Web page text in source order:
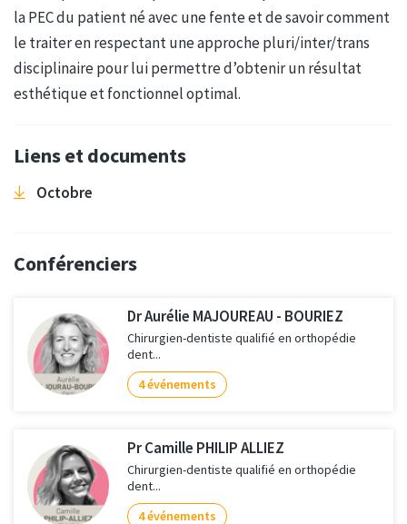
la PEC du patient né avec une fente et de savoir comment
le traiter en respectant une approche pluri/inter/trans
disciplinaire pour lui permettre d’obtenir un résultat
esthétique et fonctionnel optimal.
Liens et documents
Octobre
Conférenciers
Dr Aurélie MAJOUREAU - BOURIEZ
Chirurgien-dentiste qualifié en orthopédie
dent...
4 événements
Pr Camille PHILIP ALLIEZ
Chirurgien-dentiste qualifié en orthopédie
dent...
4 événements